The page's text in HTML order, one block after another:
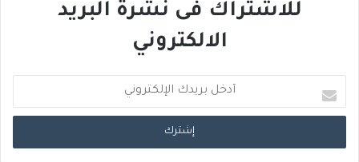
للاشتراك فى نشرة البريد
الالكتروني
د
خ